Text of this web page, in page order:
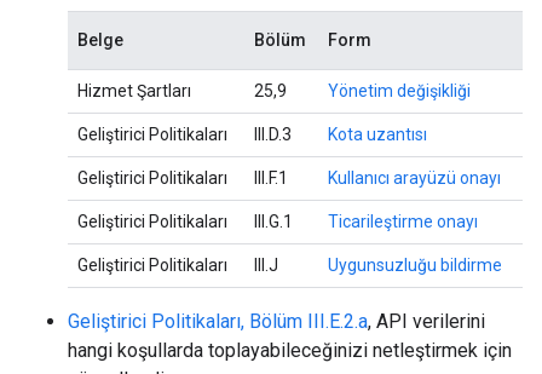
Belge Bölüm Form
Hizmet Şartları 25,9 Yönetim değişikliği
Geliştirici Politikaları III.D.3 Kota uzantısı
Geliştirici Politikaları III.F.1 Kullanıcı arayüzü onayı
Geliştirici Politikaları III.G.1 Ticarileştirme onayı
Geliştirici Politikaları III.J Uygunsuzluğu bildirme
Geliştirici Politikaları, Bölüm III.E.2.a, API verilerini
hangi koşullarda toplayabileceğinizi netleştirmek için